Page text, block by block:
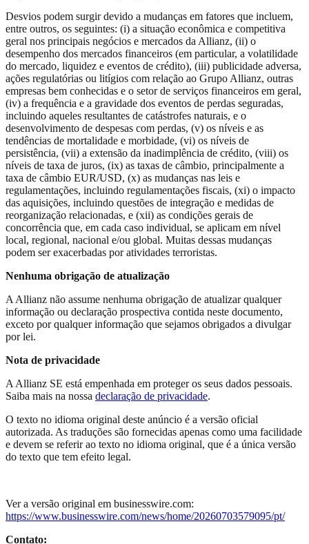
Desvios podem surgir devido a mudanças em fatores que incluem,
entre outros, os seguintes: (i) a situação econômica e competitiva
geral nos principais negócios e mercados da Allianz, (ii) o
desempenho dos mercados financeiros (em particular, a volatilidade
do mercado, liquidez e eventos de crédito), (iii) publicidade adversa,
ações regulatórias ou litígios com relação ao Grupo Allianz, outras
empresas bem conhecidas e o setor de serviços financeiros em geral,
(iv) a frequência e a gravidade dos eventos de perdas seguradas,
incluindo aqueles resultantes de catástrofes naturais, e o
desenvolvimento de despesas com perdas, (v) os níveis e as
tendências de mortalidade e morbidade, (vi) os níveis de
persistência, (vii) a extensão da inadimplência de crédito, (viii) os
níveis de taxa de juros, (ix) as taxas de câmbio, principalmente a
taxa de câmbio EUR/USD, (x) as mudanças nas leis e
regulamentações, incluindo regulamentações fiscais, (xi) o impacto
das aquisições, incluindo questões de integração e medidas de
reorganização relacionadas, e (xii) as condições gerais de
concorrência que, em cada caso individual, se aplicam em nível
local, regional, nacional e/ou global. Muitas dessas mudanças
podem ser exacerbadas por atividades terroristas.
Nenhuma obrigação de atualização
A Allianz não assume nenhuma obrigação de atualizar qualquer
informação ou declaração prospectiva contida neste documento,
exceto por qualquer informação que sejamos obrigados a divulgar
por lei.
Nota de privacidade
A Allianz SE está empenhada em proteger os seus dados pessoais.
Saiba mais na nossa declaração de privacidade.
O texto no idioma original deste anúncio é a versão oficial
autorizada. As traduções são fornecidas apenas como uma facilidade
e devem se referir ao texto no idioma original, que é a única versão
do texto que tem efeito legal.
Ver a versão original em businesswire.com:
https://www.businesswire.com/news/home/20260703579095/pt/
Contato: